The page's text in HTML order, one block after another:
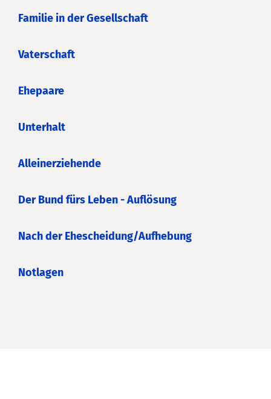
Familie in der Gesellschaft
Vaterschaft
Ehepaare
Unterhalt
Alleinerziehende
Der Bund fürs Leben - Auflösung
Nach der Ehescheidung/Aufhebung
Notlagen